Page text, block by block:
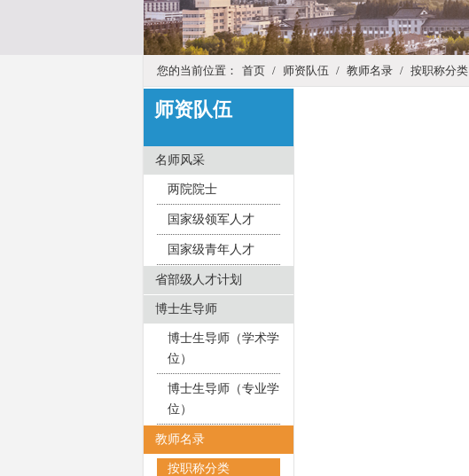
您的当前位置： 首页 / 师资队伍 / 教师名录 / 按职称分类
师资队伍
名师风采
两院院士
国家级领军人才
国家级青年人才
省部级人才计划
博士生导师
博士生导师（学术学
位）
博士生导师（专业学
位）
教师名录
按职称分类